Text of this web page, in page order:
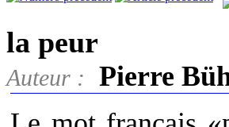
la peur
Auteur :
Pierre